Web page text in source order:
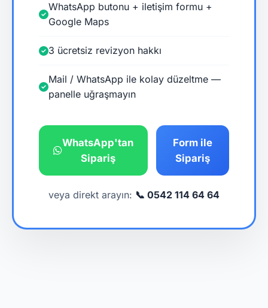
WhatsApp butonu + iletişim formu +
Google Maps
3 ücretsiz revizyon hakkı
Mail / WhatsApp ile kolay düzeltme —
panelle uğraşmayın
WhatsApp'tan
Sipariş
Form ile
Sipariş
veya direkt arayın: 📞 0542 114 64 64